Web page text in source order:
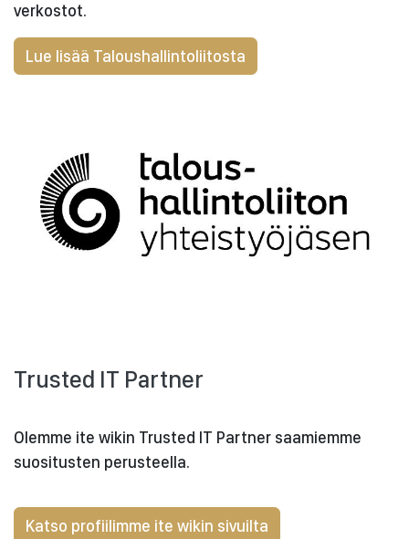
verkostot.
Lue lisää Taloushallintoliitosta
Trusted IT Partner
Olemme ite wikin Trusted IT Partner saamiemme
suositusten perusteella.
Katso profiilimme ite wikin sivuilta